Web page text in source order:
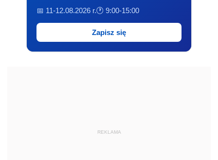
📅 11-12.08.2026 r.🕐 9:00-15:00
Zapisz się
REKLAMA